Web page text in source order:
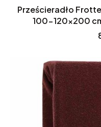
Prześcieradło
100-120x200